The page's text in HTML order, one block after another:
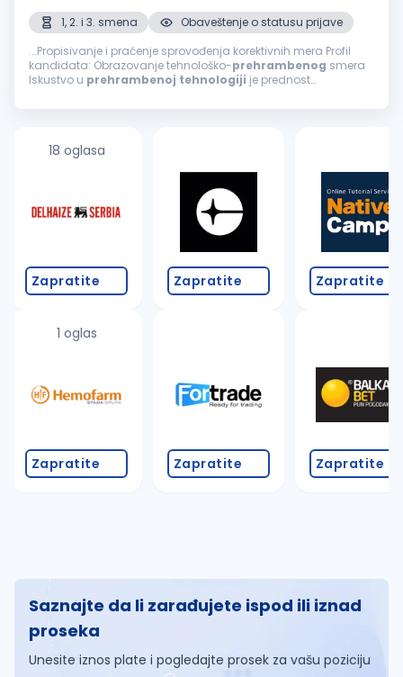
1, 2. i 3. smena
Obaveštenje o statusu prijave
...Propisivanje i praćenje sprovođenja korektivnih mera Profil
kandidata: Obrazovanje tehnološko-prehrambenog smera
Iskustvo u prehrambenoj tehnologiji je prednost
dozvola B kategorije (aktivan vozač)...
18 oglasa
Zapratite
1 oglas
Zapratite
Zapratite
Zapratite
Zapratite
Zapratite
Saznajte da li zarađujete ispod ili iznad
proseka
Unesite iznos plate i pogledajte prosek za vašu poziciju